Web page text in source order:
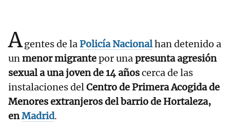
Agentes de laPolicía Nacionalhan detenido a
unmenor migrantepor unapresunta agresión
sexual a una joven de 14 añoscerca de las
instalaciones delCentro de Primera Acogida de
Menores extranjeros del barrio de Hortaleza,
enMadrid.